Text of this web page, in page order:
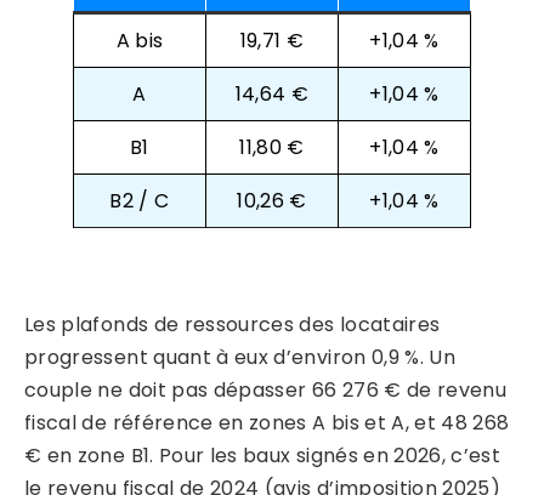
A bis 19,71 €
+1,04 %
A
14,64 €
+1,04 %
B1
11,80 €
+1,04 %
B2 / C
10,26 € +1,04 %
Les plafonds de ressources des locataires
progressent quant à eux d’environ 0,9 %. Un
couple ne doit pas dépasser 66 276 € de revenu
fiscal de référence en zones A bis et A, et 48 268
€ en zone B1. Pour les baux signés en 2026, c’est
le revenu fiscal de 2024 (avis d’imposition 2025)